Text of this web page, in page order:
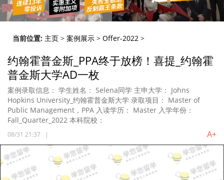
当前位置: 主页 > 案例展示 > Offer-2022 >
约翰霍普金斯_PPA终于放榜！喜提_约翰霍
普金斯大学AD一枚
案例录取信息： 学生姓名： Selena同学 主申大学： Johns
Hopkins University_约翰霍普金斯大学 录取项目： Master of
Public Management，PPA 入读学历： Master 入学年份：
Fall_Quarter_2022 本科院校：
08/31 21:37 | A+